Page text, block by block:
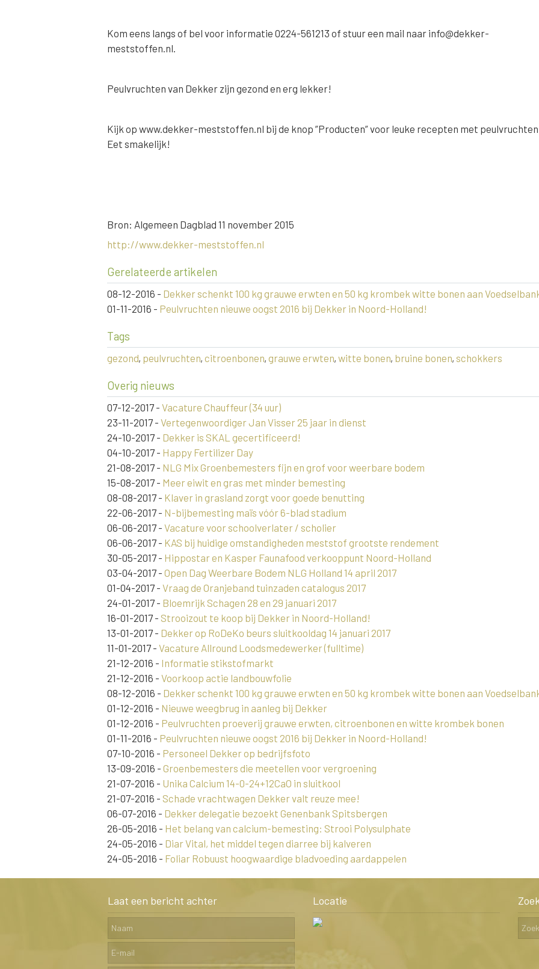
Kom eens langs of bel voor informatie 0224-561213 of stuur een mail naar info@dekker-
meststoffen.nl.
Peulvruchten van Dekker zijn gezond en erg lekker!
Kijk op www.dekker-meststoffen.nl bij de knop ”Producten” voor leuke recepten met
Eet smakelijk!
Bron: Algemeen Dagblad 11 november 2015
http://www.dekker-meststoffen.nl
Gerelateerde artikelen
08-12-2016 - Dekker schenkt 100 kg grauwe erwten en 50 kg krombek witte bonen aan
01-11-2016 - Peulvruchten nieuwe oogst 2016 bij Dekker in Noord-Holland!
Tags
gezond, peulvruchten, citroenbonen, grauwe erwten, witte bonen, bruine bonen, schokkers
Overig nieuws
07-12-2017 - Vacature Chauffeur (34 uur)
23-11-2017 - Vertegenwoordiger Jan Visser 25 jaar in dienst
24-10-2017 - Dekker is SKAL gecertificeerd!
04-10-2017 - Happy Fertilizer Day
21-08-2017 - NLG Mix Groenbemesters fijn en grof voor weerbare bodem
15-08-2017 - Meer eiwit en gras met minder bemesting
08-08-2017 - Klaver in grasland zorgt voor goede benutting
22-06-2017 - N-bijbemesting maïs vóór 6-blad stadium
06-06-2017 - Vacature voor schoolverlater / scholier
06-06-2017 - KAS bij huidige omstandigheden meststof grootste rendement
30-05-2017 - Hippostar en Kasper Faunafood verkooppunt Noord-Holland
03-04-2017 - Open Dag Weerbare Bodem NLG Holland 14 april 2017
01-04-2017 - Vraag de Oranjeband tuinzaden catalogus 2017
24-01-2017 - Bloemrijk Schagen 28 en 29 januari 2017
16-01-2017 - Strooizout te koop bij Dekker in Noord-Holland!
13-01-2017 - Dekker op RoDeKo beurs sluitkooldag 14 januari 2017
11-01-2017 - Vacature Allround Loodsmedewerker (fulltime)
21-12-2016 - Informatie stikstofmarkt
21-12-2016 - Voorkoop actie landbouwfolie
08-12-2016 - Dekker schenkt 100 kg grauwe erwten en 50 kg krombek witte bonen aan
01-12-2016 - Nieuwe weegbrug in aanleg bij Dekker
01-12-2016 - Peulvruchten proeverij grauwe erwten, citroenbonen en witte krombek bonen
01-11-2016 - Peulvruchten nieuwe oogst 2016 bij Dekker in Noord-Holland!
07-10-2016 - Personeel Dekker op bedrijfsfoto
13-09-2016 - Groenbemesters die meetellen voor vergroening
21-07-2016 - Unika Calcium 14-0-24+12CaO in sluitkool
21-07-2016 - Schade vrachtwagen Dekker valt reuze mee!
06-07-2016 - Dekker delegatie bezoekt Genenbank Spitsbergen
26-05-2016 - Het belang van calcium-bemesting: Strooi Polysulphate
24-05-2016 - Diar Vital, het middel tegen diarree bij kalveren
24-05-2016 - Foliar Robuust hoogwaardige bladvoeding aardappelen
Laat een bericht achter Locatie